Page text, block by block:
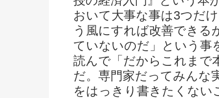
おいて大事な事は3つだ
う風にすれば改善できる
ていないのだ」という事
読んで「だからこれまで
だ。専門家だってみんな
をはっきり書きたくない